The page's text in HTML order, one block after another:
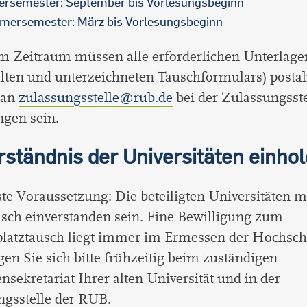
März bis Vorlesungsbeginn
Zeitraum müssen alle erforderlichen
und unterzeichneten Tauschformulars)
zulassungsstelle@rub.de bei der
sein.
der Universitäten
Voraussetzung: Die beteiligten Universitäten
einverstanden sein. Eine Bewilligung zum
liegt immer im Ermessen der
Sie sich bitte frühzeitig beim zuständigen
Ihrer alten Universität und in der
der RUB.